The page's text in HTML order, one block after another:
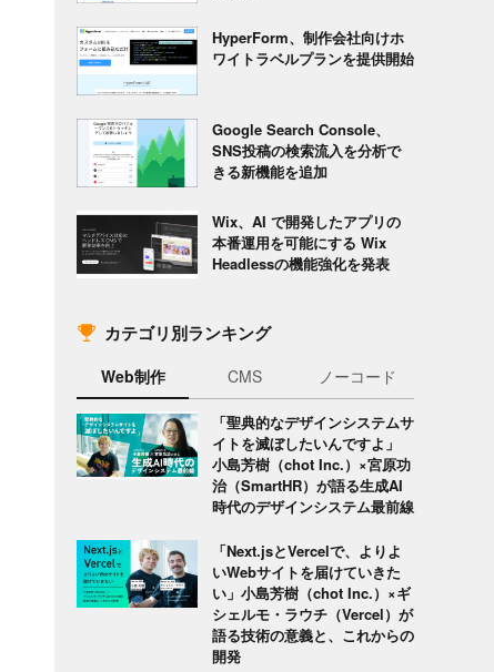
HyperForm、制作会社向けホ
ワイトラベルプランを提供開始
Google Search Console、
SNS投稿の検索流入を分析で
きる新機能を追加
Wix、AI で開発したアプリの
本番運用を可能にする Wix
Headlessの機能強化を発表
カテゴリ別ランキング
Web制作 CMS ノーコード
「聖典的なデザインシステムサ
イトを滅ぼしたいんですよ」
小島芳樹（chot Inc.）×宮原功
治（SmartHR）が語る生成AI
時代のデザインシステム最前線
「Next.jsとVercelで、よりよ
いWebサイトを届けていきた
い」小島芳樹（chot Inc.）×ギ
シェルモ・ラウチ（Vercel）が
語る技術の意義と、これからの
開発